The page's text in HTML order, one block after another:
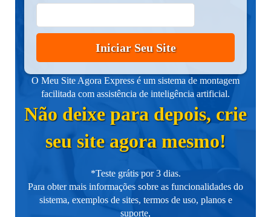
Iniciar Seu Site
O Meu Site Agora Express é um sistema de montagem
facilitada com assistência de inteligência artificial.
Não deixe para depois, crie
seu site agora mesmo!
*Teste grátis por 3 dias.
Para obter mais informações sobre as funcionalidades do
sistema, exemplos de sites, termos de uso, planos e
suporte,